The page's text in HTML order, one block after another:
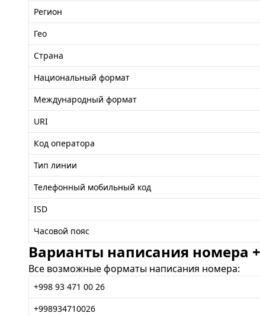
Регион
Гео
Страна
Национальный формат
Международный формат
URI
Код оператора
Тип линии
Телефонный мобильный код
ISD
Часовой пояс
Варианты написания номера
Все возможные форматы написания номера:
+998 93 471 00 26
+998934710026